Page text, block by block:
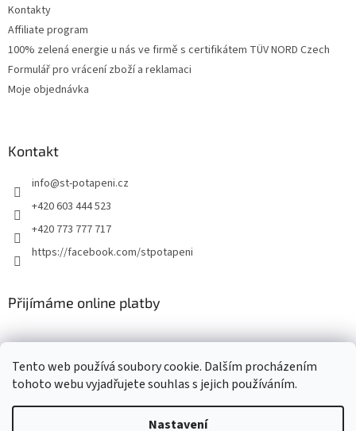
Tento web používá soubory cookie. Dalším procházením
tohoto webu vyjadřujete souhlas s jejich používáním.
Nastavení
Kontakty
Affiliate program
100% zelená energie u nás ve firmě s certifikátem TÜV NORD Czech
Formulář pro vrácení zboží a reklamaci
Moje objednávka
Kontakt
info@st-potapeni.cz
+420 603 444 523
+420 773 777 717
https://facebook.com/stpotapeni
Přijímáme online platby